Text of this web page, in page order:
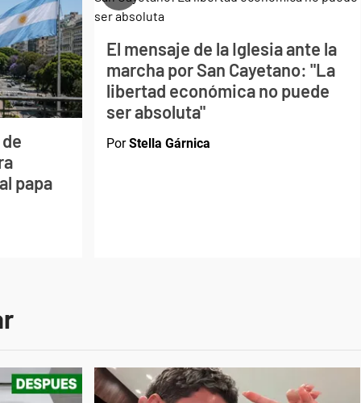
papa
El mensaje de la Iglesia ante la
marcha por San Cayetano: "La
libertad económica no puede
ser absoluta"
PorStella Gárnica